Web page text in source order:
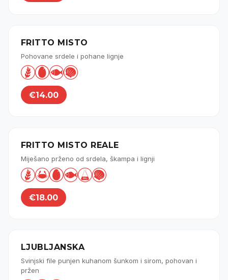
FRITTO MISTO
Pohovane srdele i pohane lignje

€14.00
FRITTO MISTO REALE
Miješano prženo od srdela, škampa i lignji

€18.00
LJUBLJANSKA
Svinjski file punjen kuhanom šunkom i sirom, pohovan i
pržen